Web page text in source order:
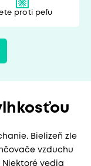
vzduchu
Niektoré vedia
vlhkosť, vám